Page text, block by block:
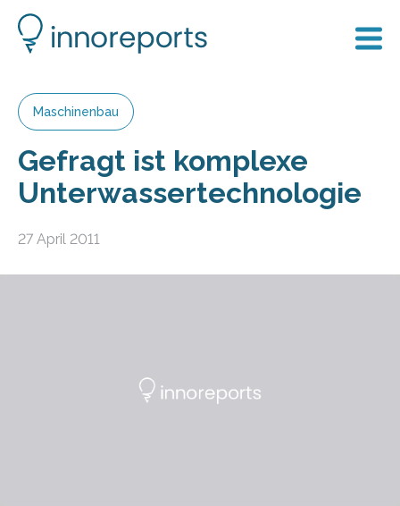
Maschinenbau
Gefragt ist komplexe
Unterwassertechnologie
27 April 2011